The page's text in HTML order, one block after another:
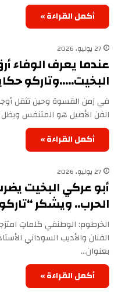
أكمل القراءة »
27 يوليو، 2026
عندما يعرف الوفاء
البخيت…..وتاركو
في زمن القسوة وحين تثقل
الفن الأصيل هو المتنفس
أكمل القراءة »
27 يوليو، 2026
أبو عركي البخيت
الحرب.. ويشكر “تاركو
الخرطوم: الوطن‏‏في كلماتٍ
الفنان والأديب السوداني
بعنوان…
أكمل القراءة »